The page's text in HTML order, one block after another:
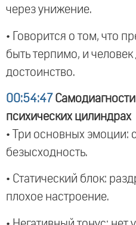
через унижение.
• Говорится о том, что
быть терпимо, и
достоинство.
00:54:47
психических цилиндрах
• Три основных эмоции:
безысходность.
• Статический блок:
плохое настроение.